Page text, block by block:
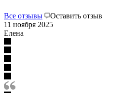
Все отзывы
Оставить отзыв
11 ноября 2025
Елена